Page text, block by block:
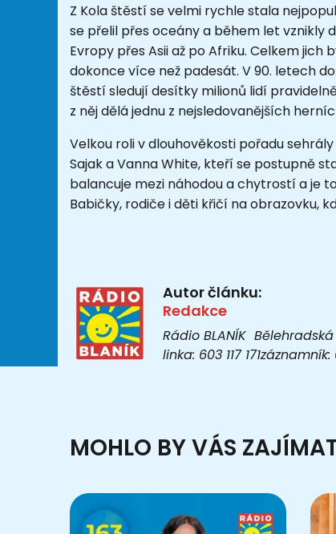
Z Kola štěstí se velmi rychle stala
se přelil přes oceány a během let
Evropy přes Asii až po Afriku. Celkem
dokonce více než padesát. V 90. letech
štěstí sledují desítky milionů lidí
z něj dělá jednu z nejsledovanějších
Velkou roli v dlouhověkosti pořadu
SajakaVanna White, kteří se postupně
balancuje mezi náhodou a chytrostí a je
Babičky, rodiče i děti křičí na obrazovku,
Autor článku:
Redakce
Rádio BLANÍK
linka: 603 117
MOHLO BY VÁS